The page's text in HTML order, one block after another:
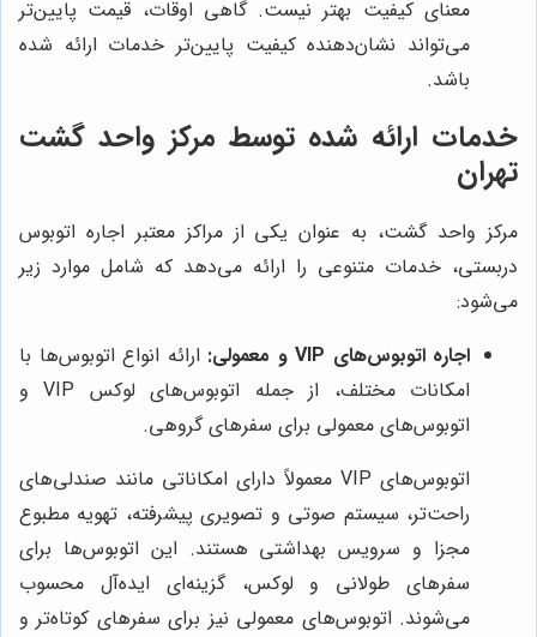
معنای کیفیت بهتر نیست. گاهی اوقات، قیمت پایین‌تر
می‌تواند نشان‌دهنده کیفیت پایین‌تر خدمات ارائه شده
باشد.
خدمات ارائه شده توسط مرکز واحد گشت
تهران
مرکز واحد گشت، به عنوان یکی از مراکز معتبر اجاره اتوبوس
دربستی، خدمات متنوعی را ارائه می‌دهد که شامل موارد زیر
می‌شود:
اجاره اتوبوس‌های VIP و معمولی:
ارائه انواع اتوبوس‌ها با
امکانات مختلف، از جمله اتوبوس‌های لوکس VIP و
اتوبوس‌های معمولی برای سفرهای گروهی.
اتوبوس‌های VIP معمولاً دارای امکاناتی مانند صندلی‌های
راحت‌تر، سیستم صوتی و تصویری پیشرفته، تهویه مطبوع
مجزا و سرویس بهداشتی هستند. این اتوبوس‌ها برای
سفرهای طولانی و لوکس، گزینه‌ای ایده‌آل محسوب
می‌شوند. اتوبوس‌های معمولی نیز برای سفرهای کوتاه‌تر و